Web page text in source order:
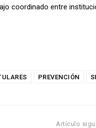
coordinado entre
PREVENCIÓN
Artículo